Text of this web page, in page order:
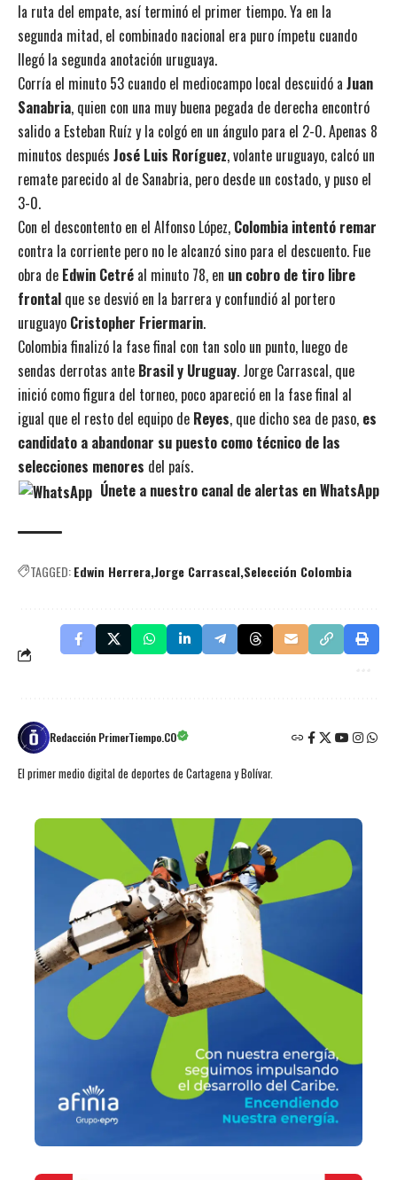
la ruta del empate, así terminó el primer tiempo. Ya en la
segunda mitad, el combinado nacional era puro ímpetu cuando
llegó la segunda anotación uruguaya.
Corría el minuto 53 cuando el mediocampo local descuidó a Juan
Sanabria, quien con una muy buena pegada de derecha encontró
salido a Esteban Ruíz y la colgó en un ángulo para el 2-0. Apenas 8
minutos después José Luis Roríguez, volante uruguayo, calcó un
remate parecido al de Sanabria, pero desde un costado, y puso el
3-0.
Con el descontento en el Alfonso López, Colombia intentó remar
contra la corriente pero no le alcanzó sino para el descuento. Fue
obra de Edwin Cetré al minuto 78, en un cobro de tiro libre
frontal que se desvió en la barrera y confundió al portero
uruguayo Cristopher Friermarin.
Colombia finalizó la fase final con tan solo un punto, luego de
sendas derrotas ante Brasil y Uruguay. Jorge Carrascal, que
inició como figura del torneo, poco apareció en la fase final al
igual que el resto del equipo de Reyes, que dicho sea de paso, es
candidato a abandonar su puesto como técnico de las
selecciones menores del país.
Únete a nuestro canal de alertas en WhatsApp
TAGGED:Edwin HerreraJorge Carrascal Selección Colombia
Redacción PrimerTiempo.CO
El primer medio digital de deportes de Cartagena y Bolívar.